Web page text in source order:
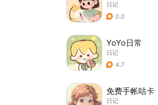
日记
0.0
YoYo日常
日记
4.7
免费手帐咕卡
日记